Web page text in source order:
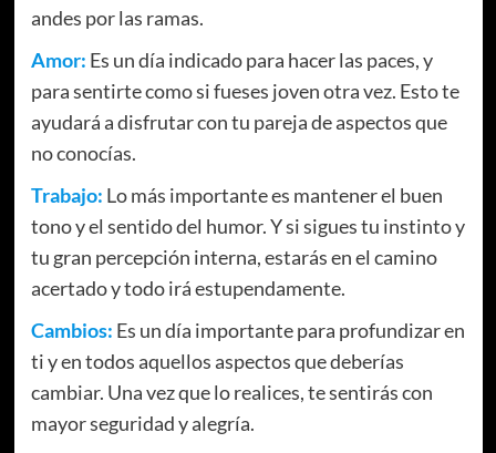
andes por las ramas.
Amor: Es un día indicado para hacer las paces, y
para sentirte como si fueses joven otra vez. Esto te
ayudará a disfrutar con tu pareja de aspectos que
no conocías.
Trabajo: Lo más importante es mantener el buen
tono y el sentido del humor. Y si sigues tu instinto y
tu gran percepción interna, estarás en el camino
acertado y todo irá estupendamente.
Cambios: Es un día importante para profundizar en
ti y en todos aquellos aspectos que deberías
cambiar. Una vez que lo realices, te sentirás con
mayor seguridad y alegría.